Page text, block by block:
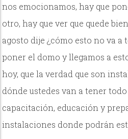
nos emocionamos, hay que
otro, hay que ver que quede
agosto dije ¿cómo esto no va a
poner el domo y llegamos a
hoy, que la verdad que son
dónde ustedes van a tener
capacitación, educación y
instalaciones donde podrán